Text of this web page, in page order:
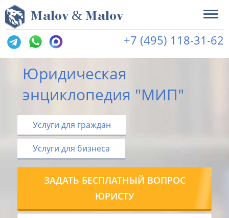
Malov & Malov
+7 (495) 118-31-62
Юридическая
энциклопедия "МИП"
Услуги для граждан
Услуги для бизнеса
ЗАДАТЬ БЕСПЛАТНЫЙ ВОПРОС
ЮРИСТУ